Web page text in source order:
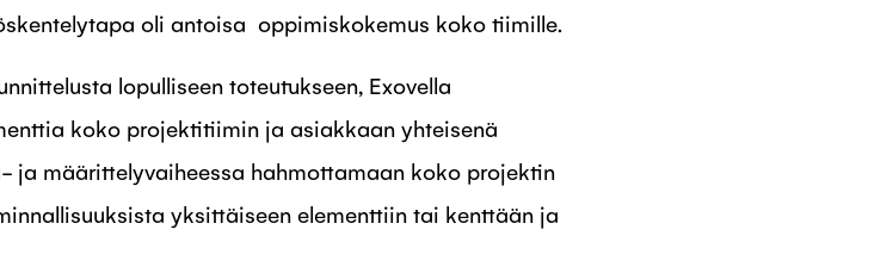
oli antoisa oppimiskokemus koko tiimille.
lopulliseen toteutukseen, Exovella
koko projektitiimin ja asiakkaan yhteisenä
ja määrittelyvaiheessa hahmottamaan koko projektin
yksittäiseen elementtiin tai kenttään ja